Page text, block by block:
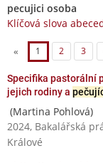
pecujici osoba
Klíčová slova
« 1 2 3
Specifika pastorální
jejich rodiny a
(Martina Pohlová)
2024, Bakalářská
Králové